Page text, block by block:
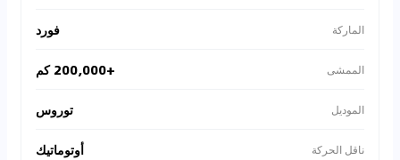
الماركة فورد
الممشى +200,000 كم
الموديل توروس
ناقل الحركة أوتوماتيك